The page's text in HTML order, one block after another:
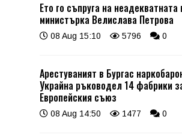
Ето го съпруга на
министърка Велислава Петрова
08 Aug 15:10 5796 0
Арестуваният в Бургас
Украйна ръководел 14 фабрики
Европейския съюз
08 Aug 14:50 1477 0